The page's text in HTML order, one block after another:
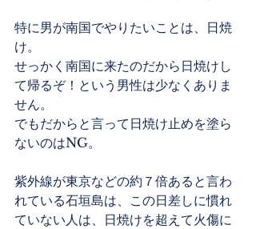
特に男が南国でやりたいことは、日焼
け。
せっかく南国に来たのだから日焼けし
て帰るぞ！という男性は少なくありま
せん。
でもだからと言って日焼け止めを塗ら
ないのはNG。
紫外線が東京などの約７倍あると言わ
れている石垣島は、この日差しに慣れ
ていない人は、日焼けを超えて火傷に